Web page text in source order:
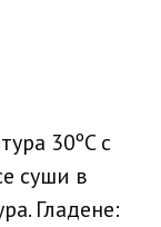
30ºC с
суши в
Гладене: